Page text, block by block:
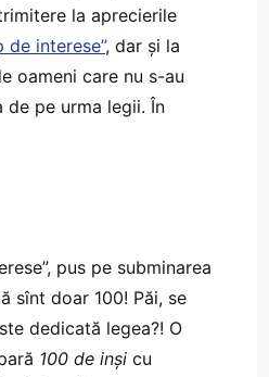
la aprecierile
de interese”, dar și la
oameni care nu s-au
de pe urma legii. În
pus pe subminarea
sînt doar 100! Păi, se
dedicată legea?! O
100 de inși cu